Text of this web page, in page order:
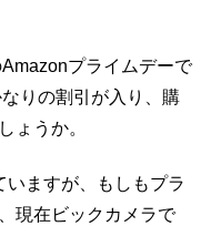
プライムデーで
りの割引が入り、購
ょうか。
ますが、もしもプラ
現在ビックカメラで